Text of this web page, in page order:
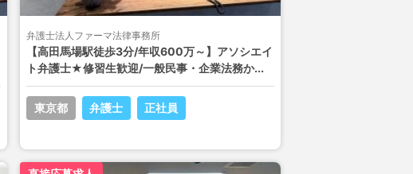
弁護士法人ファーマ法律事務所
【高田馬場駅徒歩3分/年収600万～】アソシエイ
ト弁護士★修習生歓迎/一般民事・企業法務か...
東京都 弁護士 正社員